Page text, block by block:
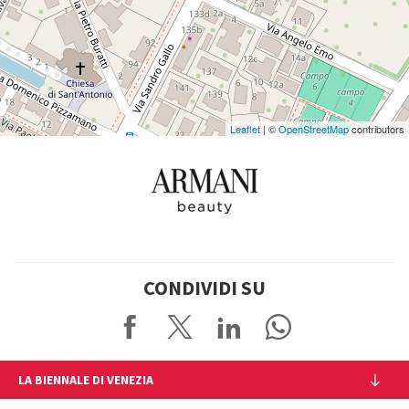
Leaflet | ©OpenStreetMapcontributors
CONDIVIDI SU
LA BIENNALE DI VENEZIA